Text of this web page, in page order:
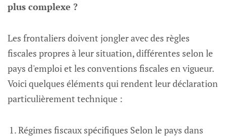
plus complexe ?
Les frontaliers doivent jongler avec des règles
fiscales propres à leur situation, différentes selon le
pays d'emploi et les conventions fiscales en vigueur.
Voici quelques éléments qui rendent leur déclaration
particulièrement technique :
Régimes fiscaux spécifiques Selon le pays dans